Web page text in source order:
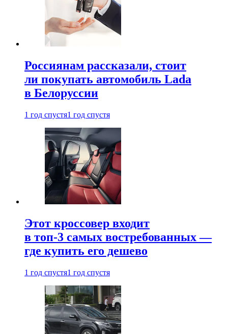
Россиянам рассказали, стоит
ли покупать автомобиль Lada
в Белоруссии
1 год спустя1 год спустя
Этот кроссовер входит
в топ-3 самых востребованных —
где купить его дешево
1 год спустя1 год спустя